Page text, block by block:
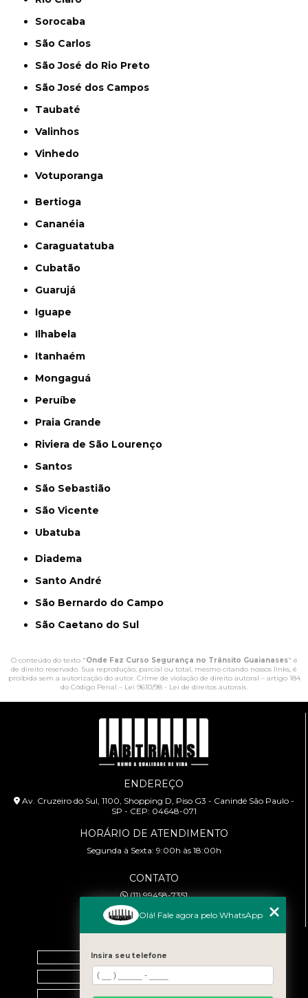
Sorocaba
São Carlos
São José do Rio Preto
São José dos Campos
Taubaté
Valinhos
Vinhedo
Votuporanga
Bertioga
Cananéia
Caraguatatuba
Cubatão
Guarujá
Iguape
Ilhabela
Itanhaém
Mongaguá
Peruíbe
Praia Grande
Riviera de São Lourenço
Santos
São Sebastião
São Vicente
Ubatuba
Diadema
Santo André
São Bernardo do Campo
São Caetano do Sul
O conteúdo do texto "Onde Faz Curso Segurança no Trânsito Guaianases" é
de direito reservado. Sua reprodução, parcial ou total, mesmo citando nossos links, é
proibida sem a autorização do autor. Crime de violação de direito autoral – artigo 184
do Código Penal – Lei 9610/98 - Lei de direitos autorais.
ENDEREÇO
Av. Cruzeiro do Sul, 1100, Shopping D, Piso G3 - Canindé São Paulo -
SP - CEP: 04648-071
HORÁRIO DE ATENDIMENTO
Segunda à Sexta: 9:00h às 18:00h
CONTATO
(11) 99458-7351
cursoabtrans@gmail.com
Home
Empresa
Olá! Fale agora pelo WhatsApp
Insira seu telefone